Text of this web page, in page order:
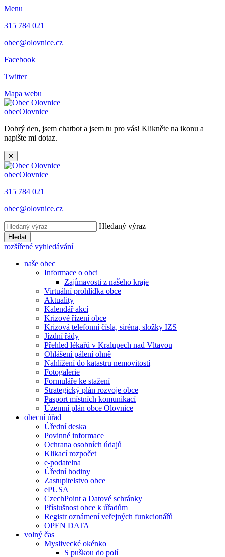
Menu
315 784 021
obec@olovnice.cz
Facebook
Twitter
Mapa webu
obecOlovnice
Dobrý den, jsem chatbot a jsem tu pro vás! Klikněte na ikonu a
napište mi dotaz.
✕
obecOlovnice
315 784 021
obec@olovnice.cz
Hledaný výraz
Hledat
rozšířené vyhledávání
naše obec
Informace o obci
Zajímavosti z našeho kraje
Virtuální prohlídka obce
Aktuality
Kalendář akcí
Krizové řízení obce
Krizová telefonní čísla, siréna, složky IZS
Jízdní řády
Přehled lékařů v Kralupech nad Vltavou
Ohlášení pálení ohně
Nahlížení do katastru nemovitostí
Fotogalerie
Formuláře ke stažení
Strategický plán rozvoje obce
Pasport místních komunikací
Územní plán obce Olovnice
obecní úřad
Úřední deska
Povinné informace
Ochrana osobních údajů
Klikací rozpočet
e-podatelna
Úřední hodiny
Zastupitelstvo obce
ePUSA
CzechPoint a Datové schránky
Příslušnost obce k úřadům
Registr oznámení veřejných funkcionářů
OPEN DATA
volný čas
Myslivecké okénko
S puškou do polí